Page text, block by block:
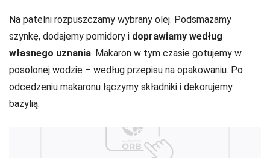
Na patelni rozpuszczamy wybrany olej. Podsmażamy
szynkę, dodajemy pomidory i doprawiamy według
własnego uznania. Makaron w tym czasie gotujemy w
posolonej wodzie – według przepisu na opakowaniu. Po
odcedzeniu makaronu łączymy składniki i dekorujemy
bazylią.